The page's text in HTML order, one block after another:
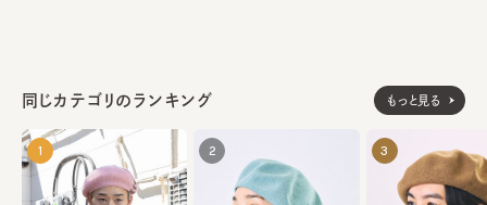
生産国 made in JAPAN
同じカテゴリのランキング もっと見る
1 2 3